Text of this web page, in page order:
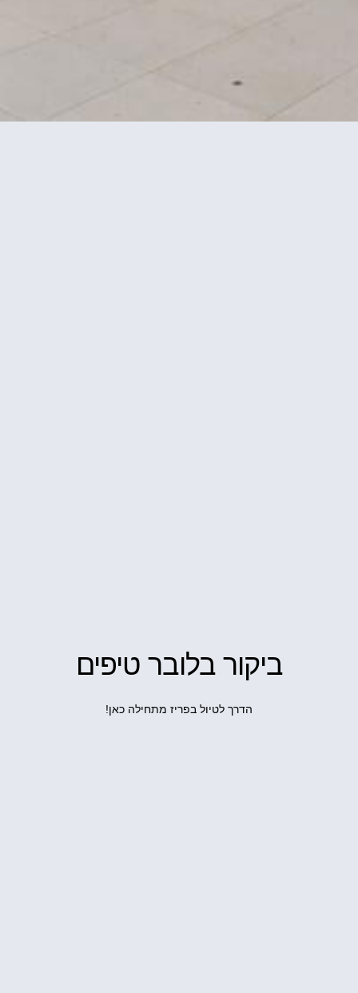
ביקור בלובר טיפים
הדרך לטיול בפריז מתחילה כאן!